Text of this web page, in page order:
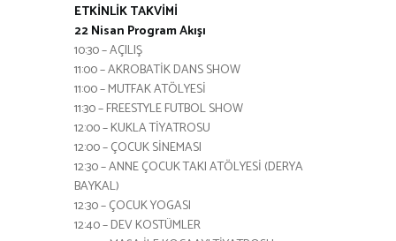
ETKİNLİK TAKVİMİ
22 Nisan Program Akışı
10:30 – AÇILIŞ
11:00 – AKROBATİK DANS SHOW
11:00 – MUTFAK ATÖLYESİ
11:30 – FREESTYLE FUTBOL SHOW
12:00 – KUKLA TİYATROSU
12:00 – ÇOCUK SİNEMASI
12:30 – ANNE ÇOCUK TAKI ATÖLYESİ (DERYA
BAYKAL)
12:30 – ÇOCUK YOGASI
12:40 – DEV KOSTÜMLER